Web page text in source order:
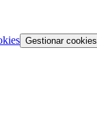
Gestionar cookies